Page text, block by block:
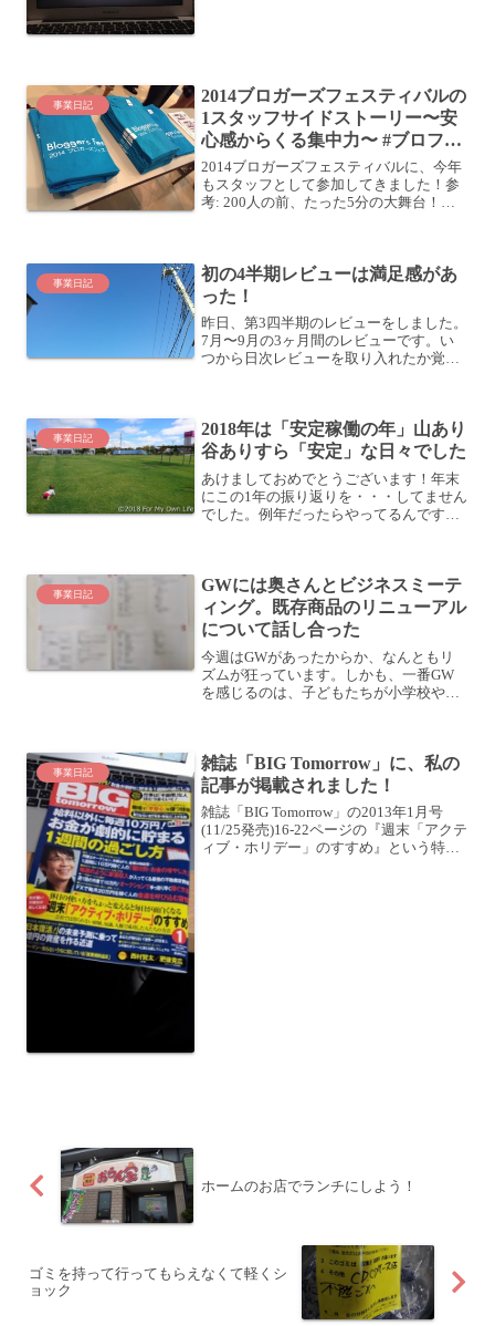
事業日記
2014ブロガーズフェスティバルの
1スタッフサイドストーリー〜安
心感からくる集中力〜 #ブロフェ
ス2014
2014ブロガーズフェスティバルに、今年
もスタッフとして参加してきました！参
考: 200人の前、たった5分の大舞台！
色々な人が書...
事業日記
初の4半期レビューは満足感があ
った！
昨日、第3四半期のレビューをしました。
7月〜9月の3ヶ月間のレビューです。い
つから日次レビューを取り入れたか覚え
し...
事業日記
2018年は「安定稼働の年」山あり
谷ありすら「安定」な日々でした
あけましておめでとうございます！年末
にこの1年の振り返りを・・・してません
でした。例年だったらやってるんです
とはいえ、日々振り返...
事業日記
GWには奥さんとビジネスミーテ
ィング。既存商品のリニューアル
について話し合った
今週はGWがあったからか、なんともリ
ズムが狂っています。しかも、一番GW
を感じるのは、子どもたちが小学校や幼
て、そんなGWの最終日は、...
事業日記
雑誌「BIG Tomorrow」に、私の
記事が掲載されました！
雑誌「BIG Tomorrow」の2013年1月号
(11/25発売)16-22ページの『週末「アクテ
ィブ・ホリデー」のすすめ』という特集
ホームのお店でランチにしよう！
ゴミを持って行ってもらえなくて軽くシ
ョック